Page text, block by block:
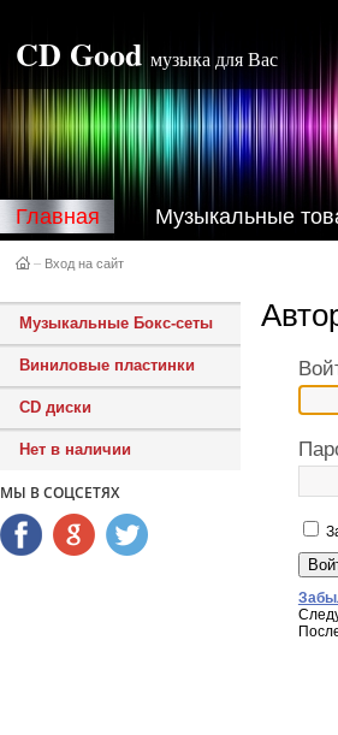
CD Good музыка для Вас
Главная Музыкальные
– Вход на сайт
Музыкальные Бокс-сеты
Виниловые пластинки
CD диски
Нет в наличии
МЫ В СОЦСЕТЯХ